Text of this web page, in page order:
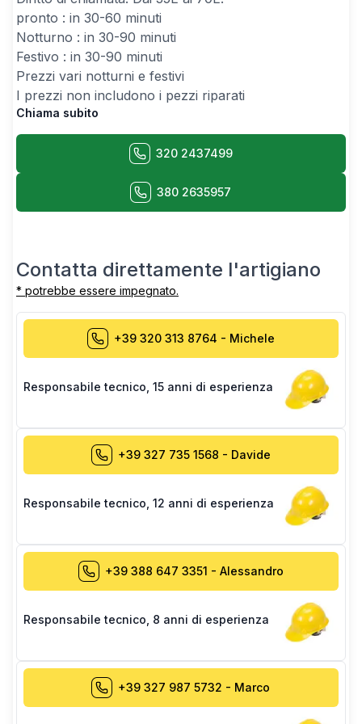
pronto : in 30-60 minuti
Notturno : in 30-90 minuti
Festivo : in 30-90 minuti
Prezzi vari notturni e festivi
I prezzi non includono i pezzi riparati
Chiama subito
320 2437499
380 2635957
Contatta direttamente l'artigiano
* potrebbe essere impegnato.
+39 320 313 8764 - Michele
Responsabile tecnico 15 anni di esperienza
+39 327 735 1568 - Davide
Responsabile tecnico 12 anni di esperienza
+39 388 647 3351 - Alessandro
Responsabile tecnico 8 anni di esperienza
+39 327 987 5732 - Marco